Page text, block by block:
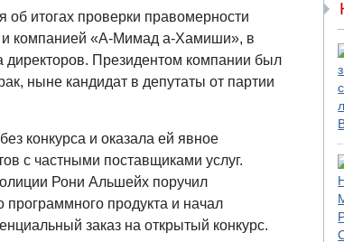
итогах проверки правомерности
и компанией «А-Мимад а-Хамиши», в
директоров. Президентом компании был
ныне кандидат в депутаты от партии
конкурса и оказала ей явное
с частными поставщиками услуг.
Рони Альшейх поручил
программного продукта и начал
заказ на открытый конкурс.